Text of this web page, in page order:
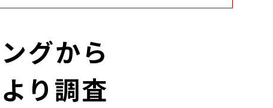
グから
り調査